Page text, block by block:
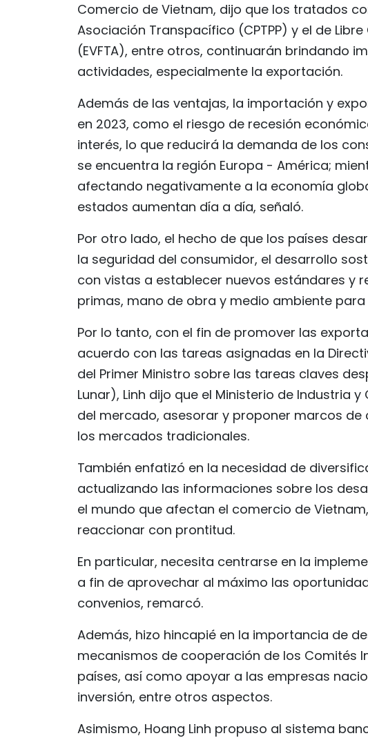
Comercio de Vietnam, dijo que los tratados
Asociación Transpacífico (CPTPP) y el de
(EVFTA), entre otros, continuarán brindando
actividades, especialmente la exportación.
Además de las ventajas, la importación y
en 2023, como el riesgo de recesión
interés, lo que reducirá la demanda de los
se encuentra la región Europa - América;
afectando negativamente a la economía
estados aumentan día a día, señaló.
Por otro lado, el hecho de que los países
la seguridad del consumidor, el desarrollo
con vistas a establecer nuevos estándares y
primas, mano de obra y medio ambiente
Por lo tanto, con el fin de promover las
acuerdo con las tareas asignadas en la
del Primer Ministro sobre las tareas claves
Lunar), Linh dijo que el Ministerio de Industria
del mercado, asesorar y proponer marcos
los mercados tradicionales.
También enfatizó en la necesidad de
actualizando las informaciones sobre los
el mundo que afectan el comercio de
reaccionar con prontitud.
En particular, necesita centrarse en la
a fin de aprovechar al máximo las
convenios, remarcó.
Además, hizo hincapié en la importancia de
mecanismos de cooperación de los Comités
países, así como apoyar a las empresas
inversión, entre otros aspectos.
Asimismo, Hoang Linh propuso al sistema